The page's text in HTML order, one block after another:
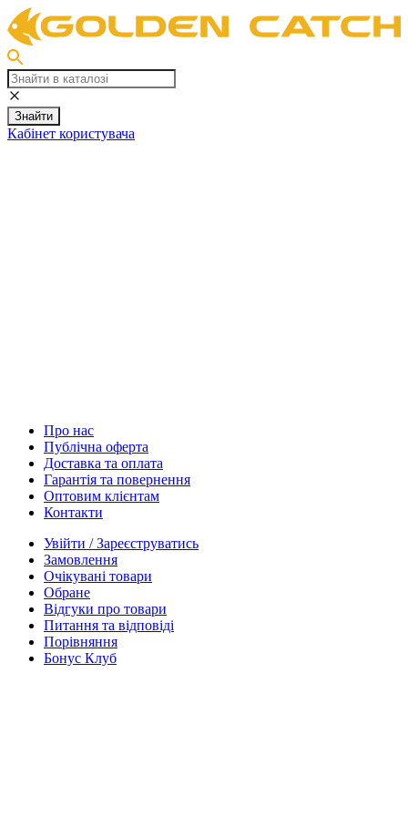
Знайти
Кабінет користувача
Про нас
Публічна оферта
Доставка та оплата
Гарантія та повернення
Оптовим клієнтам
Контакти
Увійти / Зареєструватись
Замовлення
Очікувані товари
Обране
Відгуки про товари
Питання та відповіді
Порівняння
Бонус Клуб